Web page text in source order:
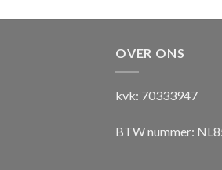
OVER ONS
kvk: 70333947
BTW nummer: